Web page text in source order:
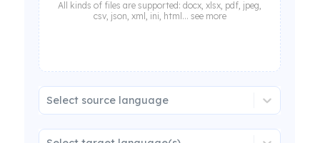
All kinds of files are supported: docx, xlsx, pdf, jpeg,
csv, json, xml, ini, html... see more
Select source language